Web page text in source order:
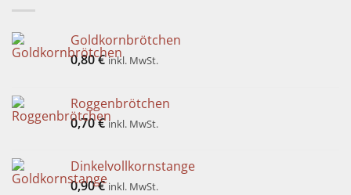
Goldkornbrötchen
0,80€ inkl. MwSt.
Roggenbrötchen
0,70€ inkl. MwSt.
Dinkelvollkornstange
0,90€ inkl. MwSt.